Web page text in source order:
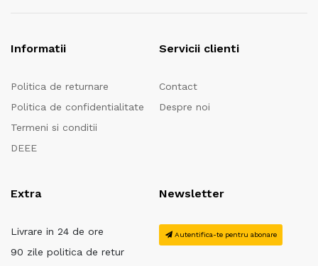
Informatii
Politica de returnare
Politica de confidentialitate
Termeni si conditii
DEEE
Servicii clienti
Contact
Despre noi
Extra
Livrare in 24 de ore
90 zile politica de retur
Newsletter
Autentifica-te pentru abonare